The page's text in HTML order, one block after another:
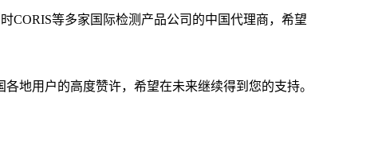
CORIS等多家国际检测产品公司的中国代理商，希望
地用户的高度赞许，希望在未来继续得到您的支持。